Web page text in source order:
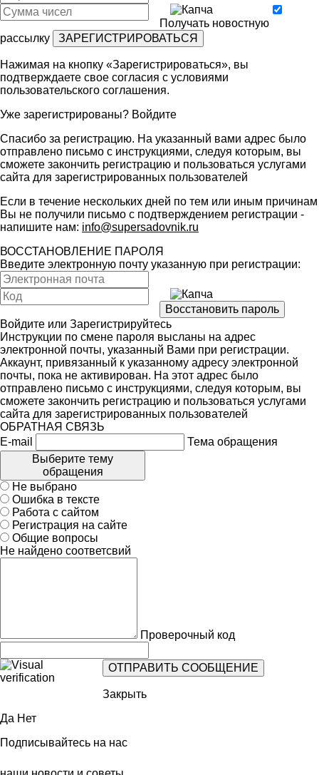
Получать новостную
рассылку
Нажимая на кнопку «Зарегистрироваться», вы
подтверждаете свое согласия с условиями
пользовательского соглашения.
Уже зарегистрированы? Войдите
Спасибо за регистрацию. На указанный вами адрес было
отправлено письмо с инструкциями, следуя которым, вы
сможете закончить регистрацию и пользоваться услугами
сайта для зарегистрированных пользователей
Если в течение нескольких дней по тем или иным причинам
Вы не получили письмо с подтверждением регистрации -
напишите нам: info@supersadovnik.ru
ВОССТАНОВЛЕНИЕ ПАРОЛЯ
Введите электронную почту указанную при регистрации:
Войдите или Зарегистрируйтесь
Инструкции по смене пароля высланы на адрес
электронной почты, указанный Вами при регистрации.
Аккаунт, привязанный к указанному адресу электронной
почты, пока не активирован. На этот адрес было
отправлено письмо с инструкциями, следуя которым, вы
сможете закончить регистрацию и пользоваться услугами
сайта для зарегистрированных пользователей
ОБРАТНАЯ СВЯЗЬ
E-mail
Тема обращения
Выберите тему
обращения
Не выбрано
Ошибка в тексте
Работа с сайтом
Регистрация на сайте
Общие вопросы
Не найдено соответсвий
Проверочный код
Закрыть
Да Нет
Подписывайтесь на нас